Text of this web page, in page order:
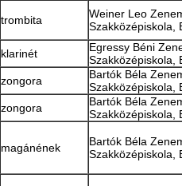
trombita
Weiner Leo
Szakközépiskola,
klarinét
Egressy Béni
Szakközépiskola,
zongora
Bartók Béla
Szakközépiskola,
zongora
Bartók Béla
Szakközépiskola,
magánének
Bartók Béla
Szakközépiskola,